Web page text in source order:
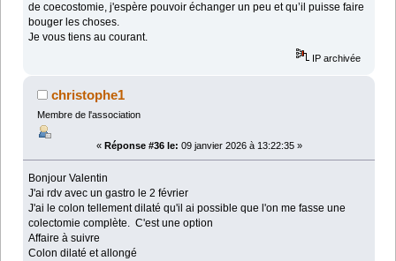
de coecostomie, j'espère pouvoir échanger un peu et qu’il puisse faire
bouger les choses.
Je vous tiens au courant.
IP archivée
christophe1
Membre de l'association
« Réponse #36 le: 09 janvier 2026 à 13:22:35 »
Bonjour Valentin
J'ai rdv avec un gastro le 2 février
J'ai le colon tellement dilaté qu'il ai possible que l'on me fasse une
colectomie complète. C'est une option
Affaire à suivre
Colon dilaté et allongé